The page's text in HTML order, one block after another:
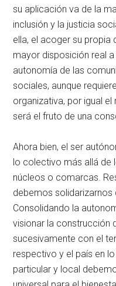
su aplicación va de la
inclusión y la justicia
ella, el acoger su propia
mayor disposición real
autonomía de las
sociales, aunque
organizativa, por igual
será el fruto de una
Ahora bien, el ser
lo colectivo más allá de
núcleos o comarcas.
debemos solidarizarnos
Consolidando la
visionar la construcción
sucesivamente con el
respectivo y el país en
particular y local